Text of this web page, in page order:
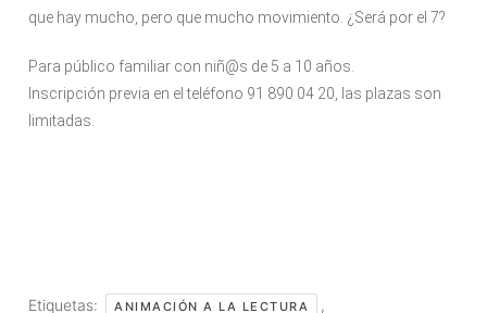
que hay mucho, pero que mucho movimiento. ¿Será por el 7?
Para público familiar con niñ@s de 5 a 10 años.
Inscripción previa en el teléfono 91 890 04 20, las plazas son
limitadas.
Etiquetas: ANIMACIÓN A LA LECTURA ,